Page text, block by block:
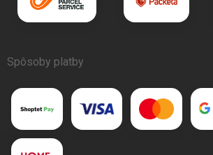
Spôsoby platby